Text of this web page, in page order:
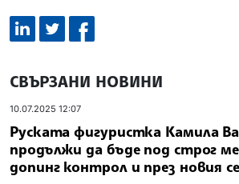
СВЪРЗАНИ НОВИНИ
10.07.2025 12:07
Руската фигуристка Камила
продължи да бъде под строг
допинг контрол и през новия